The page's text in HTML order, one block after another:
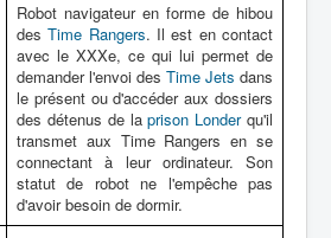
Robot navigateur en forme de hibou
desTime Rangers. Il est en contact
avec le XXXe, ce qui lui permet de
demander l'envoi des Time Jets dans
le présent ou d'accéder aux dossiers
des détenus de laprison Londerqu'il
transmet aux Time Rangers en se
connectant à leur ordinateur. Son
statut de robot ne l'empêche pas
d'avoir besoin de dormir.